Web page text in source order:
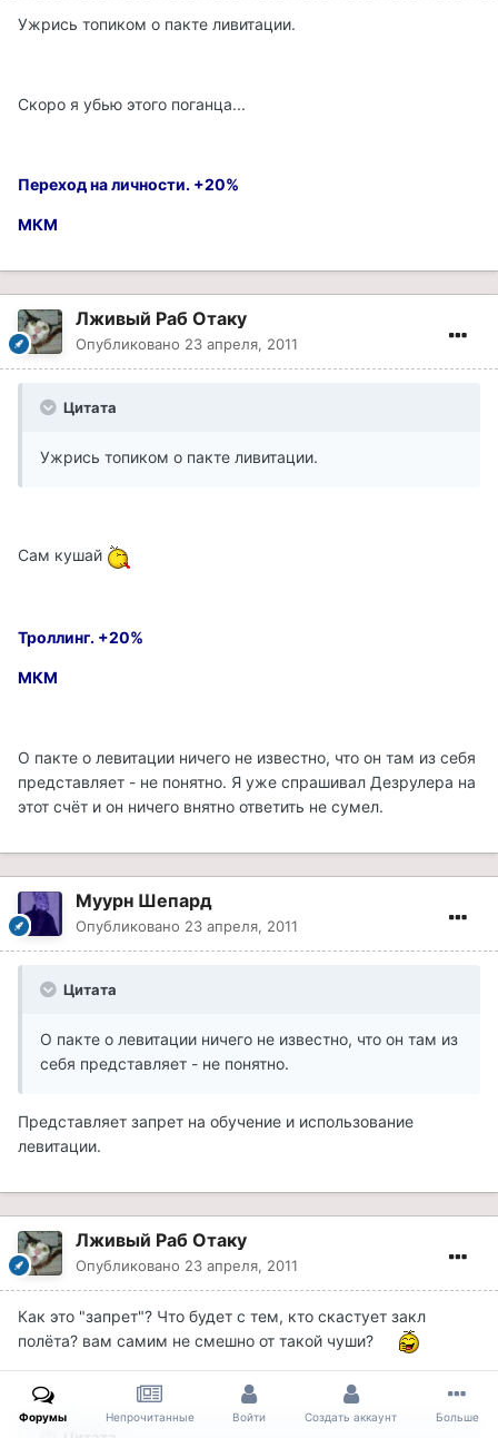
Ужрись топиком о пакте ливитации.
Скоро я убью этого поганца...
Переход на личности. +20%
МКМ
Лживый Раб Отаку
Опубликовано 23 апреля, 2011
Цитата
Ужрись топиком о пакте ливитации.
Сам кушай
Троллинг. +20%
МКМ
О пакте о левитации ничего не известно, что он там из себя
представляет - не понятно. Я уже спрашивал Дезрулера на
этот счёт и он ничего внятно ответить не сумел.
Муурн Шепард
Опубликовано 23 апреля, 2011
Цитата
О пакте о левитации ничего не известно, что он там из
себя представляет - не понятно.
Представляет запрет на обучение и использование
левитации.
Лживый Раб Отаку
Опубликовано 23 апреля, 2011
Как это "запрет"? Что будет с тем, кто скастует закл
полёта? вам самим не смешно от такой чуши?
Форумы Непрочитанные Войти Создать аккаунт Больше